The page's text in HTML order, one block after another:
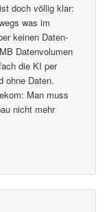
doch völlig klar:
was im
keinen Daten-
Datenvolumen
die KI per
ohne Daten.
Man muss
nicht mehr